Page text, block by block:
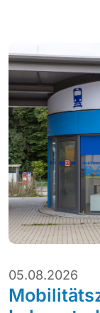
05.08.2026